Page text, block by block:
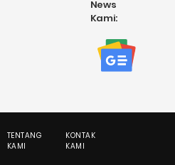
News
Kami:
TENTANG
KAMI
KONTAK
KAMI